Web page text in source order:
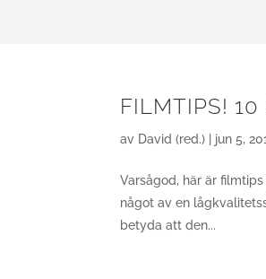
FILMTIPS!
av David (red.) jun 5,
Varsågod, här är
något av en
betyda att den...